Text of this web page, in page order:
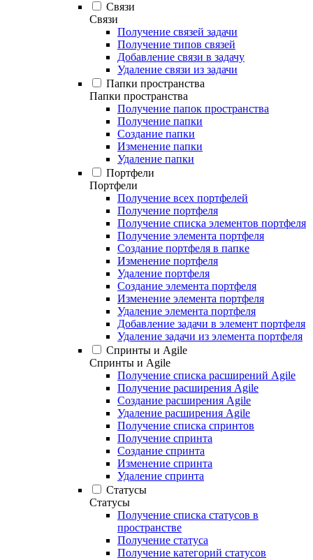
Связи
Связи
Получение связей задачи
Получение типов связей
Добавление связи в задачу
Удаление связи из задачи
Папки пространства
Папки пространства
Получение папок пространства
Получение папки
Создание папки
Изменение папки
Удаление папки
Портфели
Портфели
Получение всех портфелей
Получение портфеля
Получение списка элементов портфеля
Получение элемента портфеля
Создание портфеля в папке
Изменение портфеля
Удаление портфеля
Создание элемента портфеля
Изменение элемента портфеля
Удаление элемента портфеля
Добавление задачи в элемент портфеля
Удаление задачи из элемента портфеля
Спринты и Agile
Спринты и Agile
Получение списка расширений Agile
Получение расширения Agile
Создание расширения Agile
Удаление расширения Agile
Получение списка спринтов
Получение спринта
Создание спринта
Изменение спринта
Удаление спринта
Статусы
Статусы
Получение списка статусов в
пространстве
Получение статуса
Получение категорий статусов